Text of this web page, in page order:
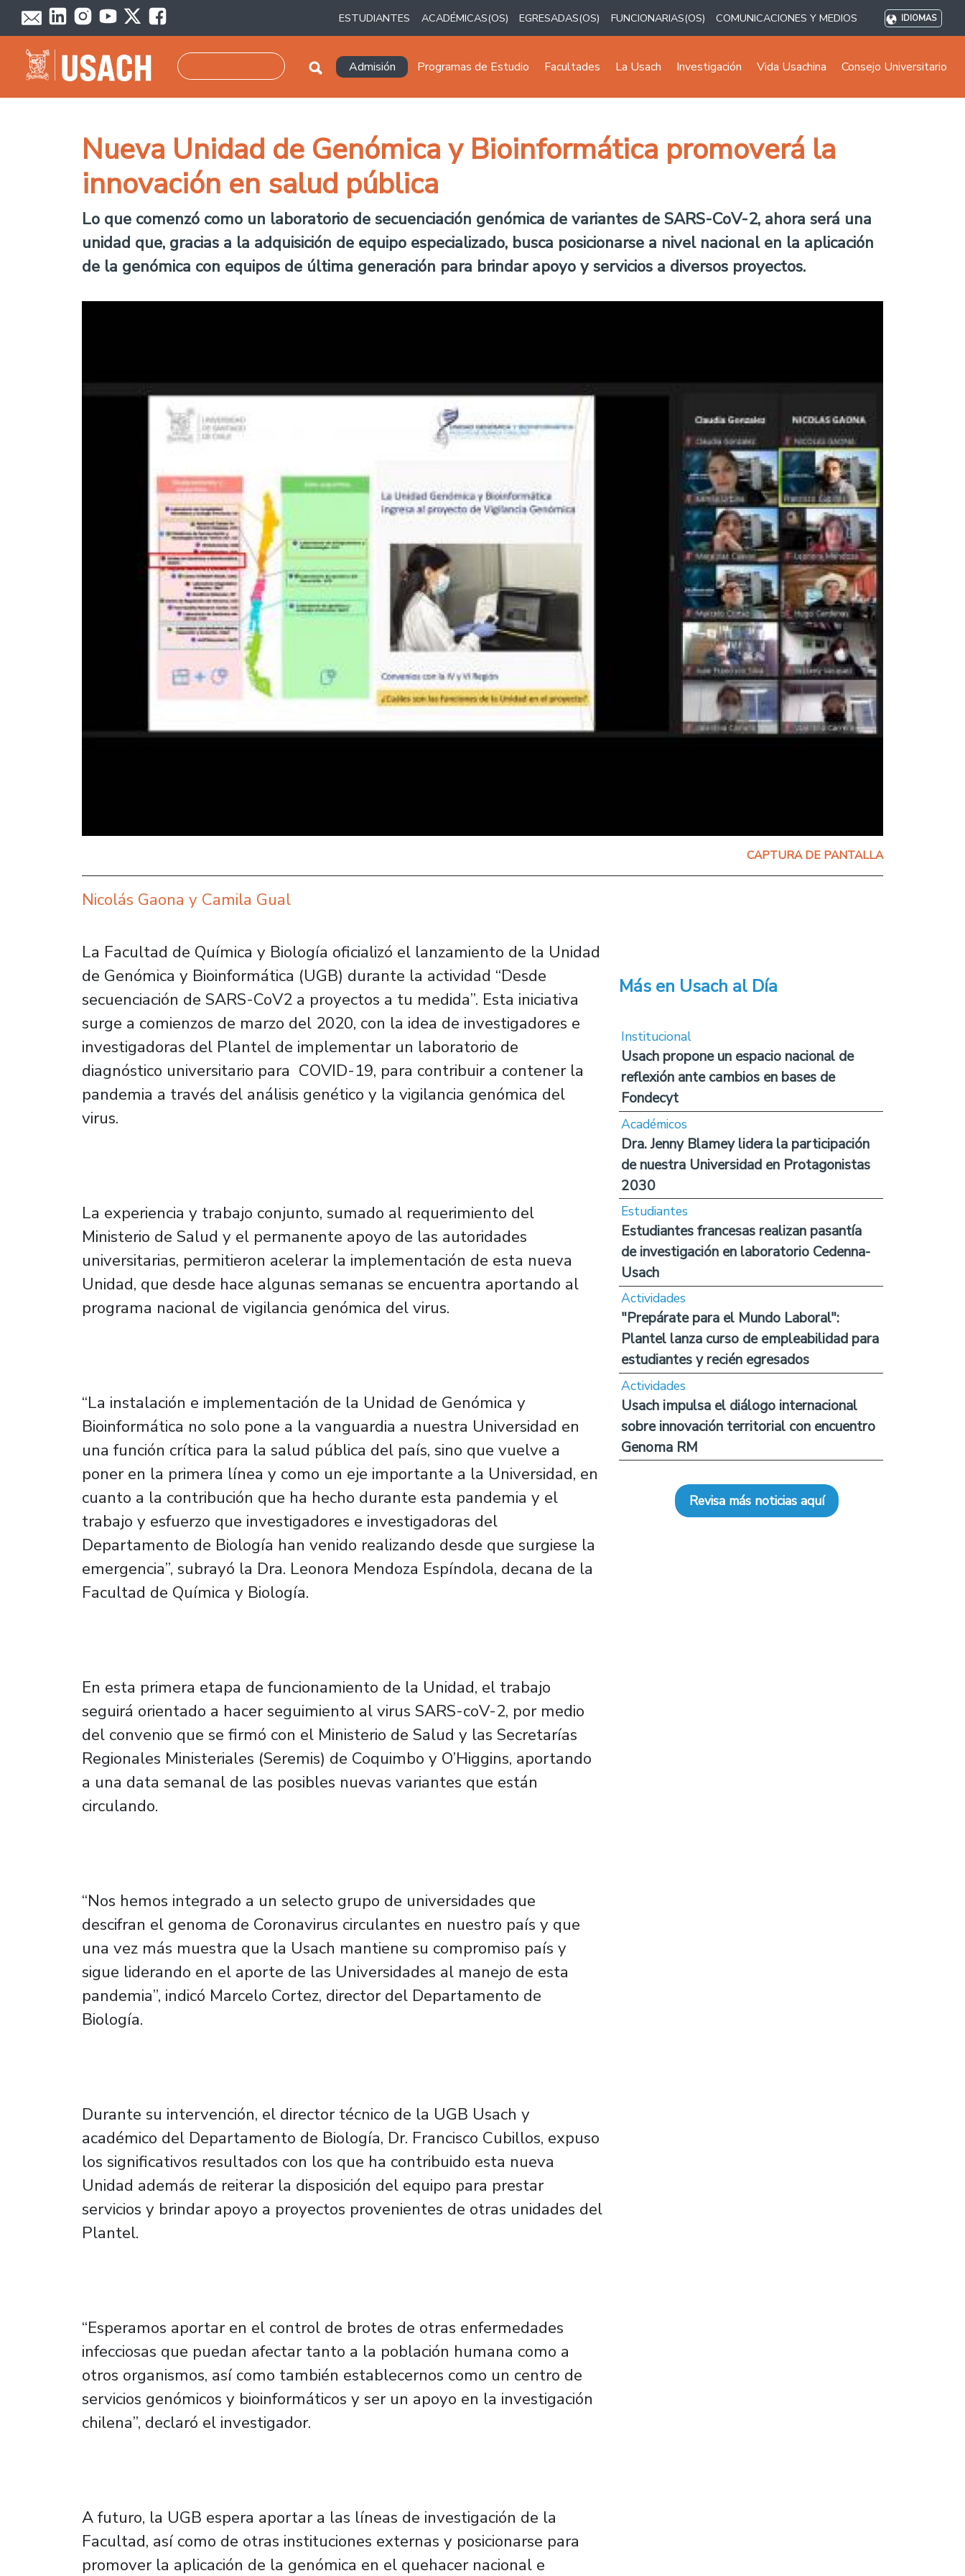
Pasar al contenido principal
ESTUDIANTES ACADÉMICAS(OS) EGRESADAS(OS) FUNCIONARIAS(OS) COMUNICACIONES Y MEDIOS IDIOMAS
Navegación principal
Admisión Programas de Estudio Facultades La Usach Investigación Vida Usachina Consejo Universitario
Nueva Unidad de Genómica y Bioinformática promoverá la
innovación en salud pública
Lo que comenzó como un laboratorio de secuenciación genómica de variantes de SARS-CoV-2, ahora será una
unidad que, gracias a la adquisición de equipo especializado, busca posicionarse a nivel nacional en la aplicación
de la genómica con equipos de última generación para brindar apoyo y servicios a diversos proyectos.
CAPTURA DE PANTALLA
Nicolás Gaona y Camila Gual
La Facultad de Química y Biología oficializó el lanzamiento de la Unidad
de Genómica y Bioinformática (UGB) durante la actividad “Desde
secuenciación de SARS-CoV2 a proyectos a tu medida”. Esta iniciativa
surge a comienzos de marzo del 2020, con la idea de investigadores e
investigadoras del Plantel de implementar un laboratorio de
diagnóstico universitario para COVID-19, para contribuir a contener la
pandemia a través del análisis genético y la vigilancia genómica del
virus.
La experiencia y trabajo conjunto, sumado al requerimiento del
Ministerio de Salud y el permanente apoyo de las autoridades
universitarias, permitieron acelerar la implementación de esta nueva
Unidad, que desde hace algunas semanas se encuentra aportando al
programa nacional de vigilancia genómica del virus.
“La instalación e implementación de la Unidad de Genómica y
Bioinformática no solo pone a la vanguardia a nuestra Universidad en
una función crítica para la salud pública del país, sino que vuelve a
poner en la primera línea y como un eje importante a la Universidad, en
cuanto a la contribución que ha hecho durante esta pandemia y el
trabajo y esfuerzo que investigadores e investigadoras del
Departamento de Biología han venido realizando desde que surgiese la
emergencia”, subrayó la Dra. Leonora Mendoza Espíndola, decana de la
Facultad de Química y Biología.
En esta primera etapa de funcionamiento de la Unidad, el trabajo
seguirá orientado a hacer seguimiento al virus SARS-coV-2, por medio
del convenio que se firmó con el Ministerio de Salud y las Secretarías
Regionales Ministeriales (Seremis) de Coquimbo y O’Higgins, aportando
a una data semanal de las posibles nuevas variantes que están
circulando.
“Nos hemos integrado a un selecto grupo de universidades que
descifran el genoma de Coronavirus circulantes en nuestro país y que
una vez más muestra que la Usach mantiene su compromiso país y
sigue liderando en el aporte de las Universidades al manejo de esta
pandemia”, indicó Marcelo Cortez, director del Departamento de
Biología.
Durante su intervención, el director técnico de la UGB Usach y
académico del Departamento de Biología, Dr. Francisco Cubillos, expuso
los significativos resultados con los que ha contribuido esta nueva
Unidad además de reiterar la disposición del equipo para prestar
servicios y brindar apoyo a proyectos provenientes de otras unidades del
Plantel.
“Esperamos aportar en el control de brotes de otras enfermedades
infecciosas que puedan afectar tanto a la población humana como a
otros organismos, así como también establecernos como un centro de
servicios genómicos y bioinformáticos y ser un apoyo en la investigación
chilena”, declaró el investigador.
A futuro, la UGB espera aportar a las líneas de investigación de la
Facultad, así como de otras instituciones externas y posicionarse para
promover la aplicación de la genómica en el quehacer nacional e
Más en Usach al Día
Institucional
Usach propone un espacio nacional de
reflexión ante cambios en bases de
Fondecyt
Académicos
Dra. Jenny Blamey lidera la participación
de nuestra Universidad en Protagonistas
2030
Estudiantes
Estudiantes francesas realizan pasantía
de investigación en laboratorio Cedenna-
Usach
Actividades
"Prepárate para el Mundo Laboral":
Plantel lanza curso de empleabilidad para
estudiantes y recién egresados
Actividades
Usach impulsa el diálogo internacional
sobre innovación territorial con encuentro
Genoma RM
Revisa más noticias aquí